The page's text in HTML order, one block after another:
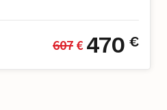
607 € 470 €